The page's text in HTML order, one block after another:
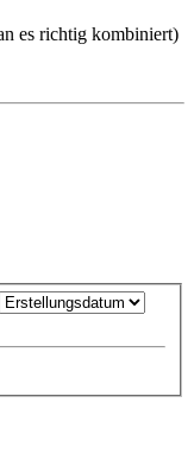
es richtig kombiniert)